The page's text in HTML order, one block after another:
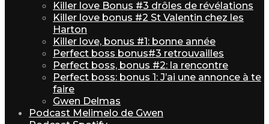
Killer love Bonus #3 drôles de révélations
Killer love bonus #2 St Valentin chez les
Harton
Killer love, bonus #1: bonne année
Perfect boss bonus#3 retrouvailles
Perfect boss, bonus #2: la rencontre
Perfect boss: bonus 1: J’ai une annonce à te
faire
Gwen Delmas
Podcast Melimelo de Gwen